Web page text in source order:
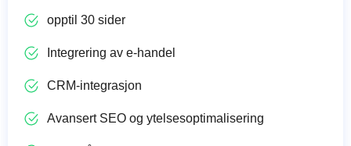
opptil 30 sider
Integrering av e-handel
CRM-integrasjon
Avansert SEO og ytelsesoptimalisering